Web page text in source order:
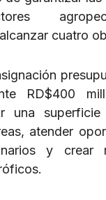
cuatro
RD$400
una
atender
y crear